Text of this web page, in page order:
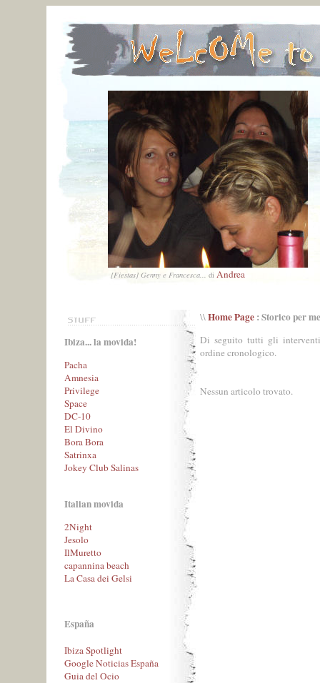
[Fiestas] Genny e Francesca... di Andrea
Ibiza... la movida!
Pacha
Amnesia
Privilege
Space
DC-10
El Divino
Bora Bora
Satrinxa
Jokey Club Salinas
Italian movida
2Night
Jesolo
IlMuretto
capannina beach
La Casa dei Gelsi
España
Ibiza Spotlight
Google Noticias España
Guia del Ocio
\\Home Page : Storico per
Di seguito tutti gli
ordine cronologico.
Nessun articolo trovato.